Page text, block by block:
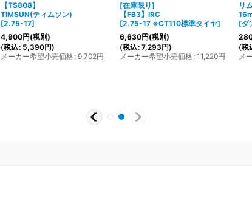
【TS808】
TIMSUN(ティムソン)
[2.75-17]
4,900円(税別)
(税込: 5,390円)
メーカー希望小売価格: 9,702円
[在庫限り]
【FB3】IRC
[2.75-17 ※CT110標準タイヤ]
6,630円(税別)
(税込: 7,293円)
メーカー希望小売価格: 11,220円
リ
[ダ
(税
メ